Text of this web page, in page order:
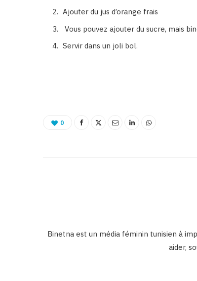
Ajouter du jus d’orange frais
Vous pouvez ajouter du sucre, mais
Servir dans un joli bol.
0
Binetna est un média féminin tunisien à
aider,